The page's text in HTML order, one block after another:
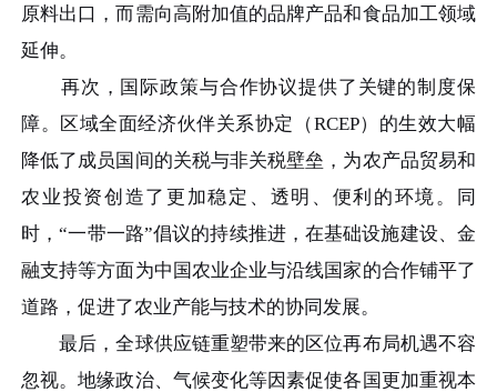
原料出口，而需向高附加值的品牌产品和食品加工领域
延伸。
再次，国际政策与合作协议提供了关键的制度保
障。区域全面经济伙伴关系协定（RCEP）的生效大幅
降低了成员国间的关税与非关税壁垒，为农产品贸易和
农业投资创造了更加稳定、透明、便利的环境。同
时，“一带一路”倡议的持续推进，在基础设施建设、金
融支持等方面为中国农业企业与沿线国家的合作铺平了
道路，促进了农业产能与技术的协同发展。
最后，全球供应链重塑带来的区位再布局机遇不容
忽视。地缘政治、气候变化等因素促使各国更加重视本